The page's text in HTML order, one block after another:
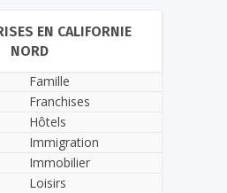
EN CALIFORNIE
NORD
Famille
Franchises
Hôtels
Immigration
Immobilier
Loisirs